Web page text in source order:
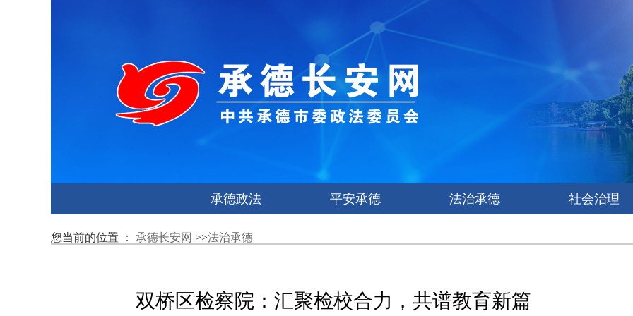
承德政法 平安承德 法治承德 社会治理
您当前的位置 ： 承德长安网 >>法治承德
双桥区检察院：汇聚检校合力，共谱教育新篇